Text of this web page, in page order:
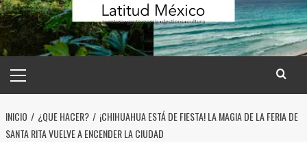
principal
INICIO ¿QUE HACER?
¡CHIHUAHUA ESTÁ DE FIESTA! LA MAGIA DE LA FERIA DE
SANTA RITA VUELVE A ENCENDER LA CIUDAD